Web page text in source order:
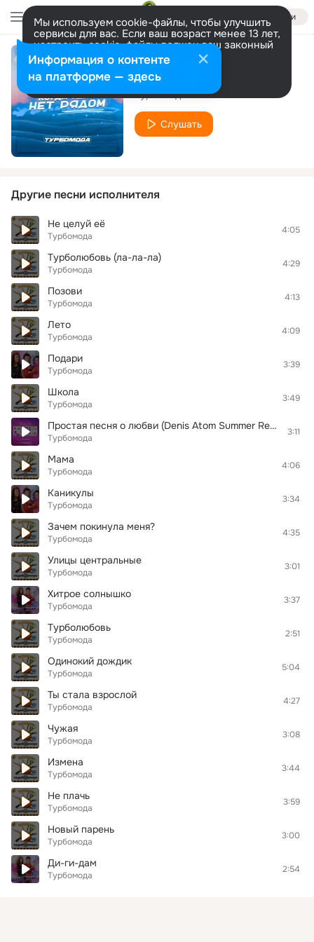
Войти
Мы используем cookie-файлы, чтобы улучшить
сервисы для вас. Если ваш возраст менее 13 лет,
настроить cookie-файлы должен ваш законный
представитель. Больше информации
Разрешить все Настроить
Отпусти
Турбомода
Слушать
Другие песни исполнителя
Не целуй её
Турбомода
4:05
Турболюбовь (ла-ла-ла)
Турбомода
4:29
Позови
Турбомода
4:13
Лето
Турбомода
4:09
Подари
Турбомода
3:39
Школа
Турбомода
3:49
Простая песня о любви (Denis Atom Summer Remix)
Турбомода
3:11
Мама
Турбомода
4:06
Каникулы
Турбомода
3:34
Зачем покинула меня?
Турбомода
4:35
Улицы центральные
Турбомода
3:01
Хитрое солнышко
Турбомода
3:37
Турболюбовь
Турбомода
2:51
Одинокий дождик
Турбомода
5:04
Ты стала взрослой
Турбомода
4:27
Чужая
Турбомода
3:08
Измена
Турбомода
3:44
Не плачь
Турбомода
3:59
Новый парень
Турбомода
3:00
Ди-ги-дам
Турбомода
2:54
Информация о контенте
на платформе — здесь